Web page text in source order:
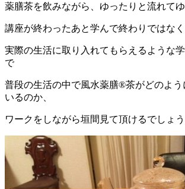
薬膳茶を飲みながら、ゆったりと流れてゆ
講座が終わったあと学んで終わりではなく
実際の生活に取り入れてもらえるような
で
普段の生活の中で風水薬膳®茶がどのよう
いるのか、
ワークをしながら垣間見て頂けるでしょう